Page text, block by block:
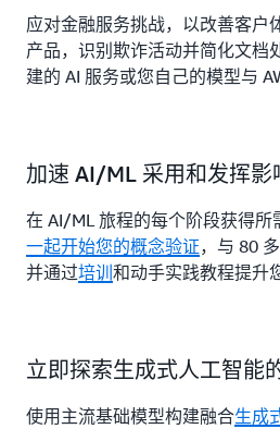
应对金融服务挑战，以改善客户
产品，识别欺诈活动并简化文档
建的 AI 服务或您自己的模型与
加速 AI/ML 采用和发挥影
在 AI/ML 旅程的每个阶段获得所
一起开始您的概念验证，与 80
并通过培训和动手实践教程提升
立即探索生成式人工智能
使用主流基础模型构建融合生成